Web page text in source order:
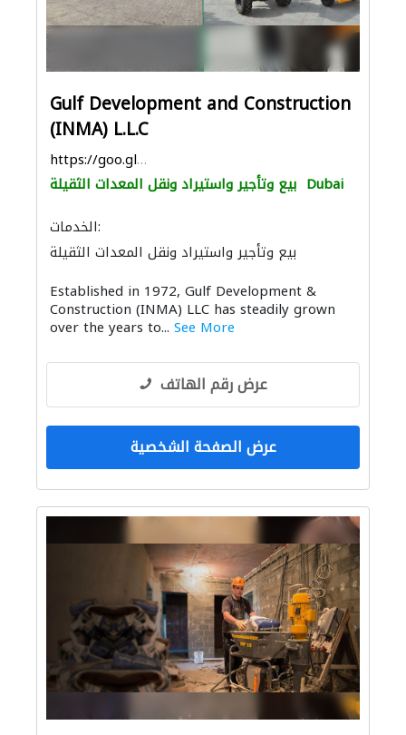
Gulf Development and Construction
(INMA) L.L.C
https://goo.gl/maps/wFKsAzZLKfkormWE9
بيع وتأجير واستيراد ونقل المعدات الثقيلة Dubai
الخدمات:
بيع وتأجير واستيراد ونقل المعدات الثقيلة
Established in 1972, Gulf Development &
Construction (INMA) LLC has steadily grown
over the years to... See More
عرض رقم الهاتف
عرض الصفحة الشخصية